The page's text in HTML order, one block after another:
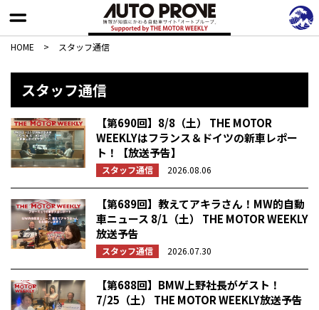
HOME > スタッフ通信
スタッフ通信
【第690回】8/8（土） THE MOTOR
WEEKLYはフランス＆ドイツの新車レポー
ト！【放送予告】
スタッフ通信 2026.08.06
【第689回】教えてアキラさん！MW的自動
車ニュース 8/1（土） THE MOTOR WEEKLY
放送予告
スタッフ通信 2026.07.30
【第688回】BMW上野社長がゲスト！
7/25（土） THE MOTOR WEEKLY放送予告